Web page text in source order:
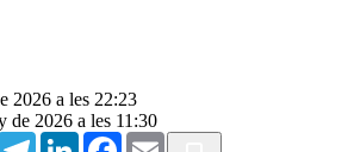
2026 a les 22:23
de 2026 a les 11:30
TelegramLinkedInFacebook
Email